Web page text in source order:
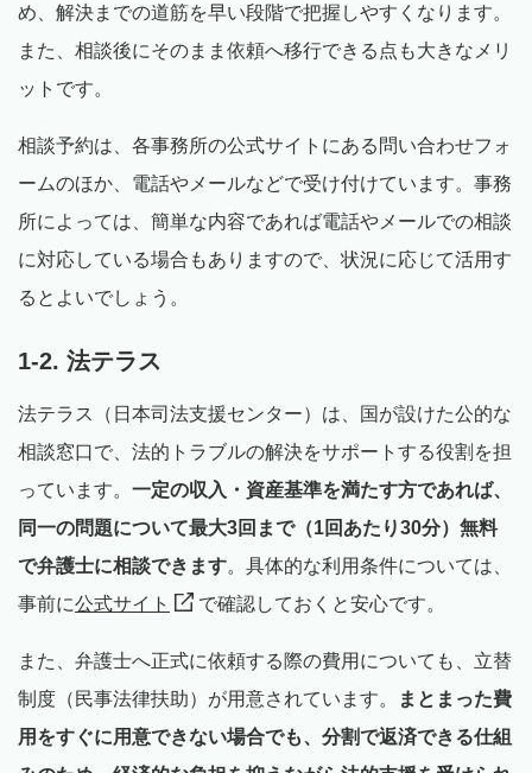
め、解決までの道筋を早い段階で把握しやすくなります。
また、相談後にそのまま依頼へ移行できる点も大きなメリ
ットです。
相談予約は、各事務所の公式サイトにある問い合わせフォ
ームのほか、電話やメールなどで受け付けています。事務
所によっては、簡単な内容であれば電話やメールでの相談
に対応している場合もありますので、状況に応じて活用す
るとよいでしょう。
1-2. 法テラス
法テラス（日本司法支援センター）は、国が設けた公的な
相談窓口で、法的トラブルの解決をサポートする役割を担
っています。 一定の収入・資産基準を満たす方であれば、
同一の問題について最大3回まで（1回あたり30分）無料
で弁護士に相談できます。具体的な利用条件については、
事前に公式サイト で確認しておくと安心です。
また、弁護士へ正式に依頼する際の費用についても、立替
制度（民事法律扶助）が用意されています。
まとまった費
用をすぐに用意できない場合でも、分割で返済できる仕組